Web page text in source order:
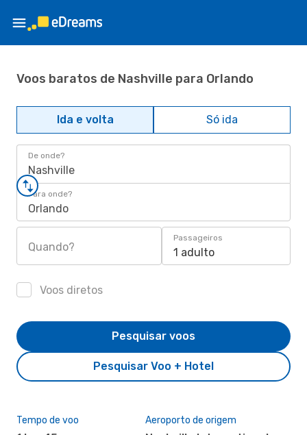
Voos baratos de Nashville para Orlando
Ida e volta Só ida
De onde?
Nashville
Para onde?
Orlando
Quando?
Passageiros
1 adulto
Voos diretos
Pesquisar Voo + Hotel
Pesquisar voos
Tempo de voo Aeroporto de origem